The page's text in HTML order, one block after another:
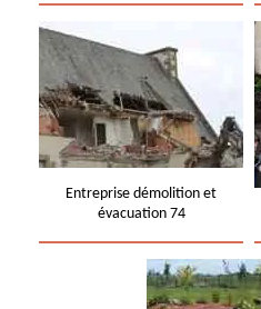
Entreprise démolition et
évacuation 74